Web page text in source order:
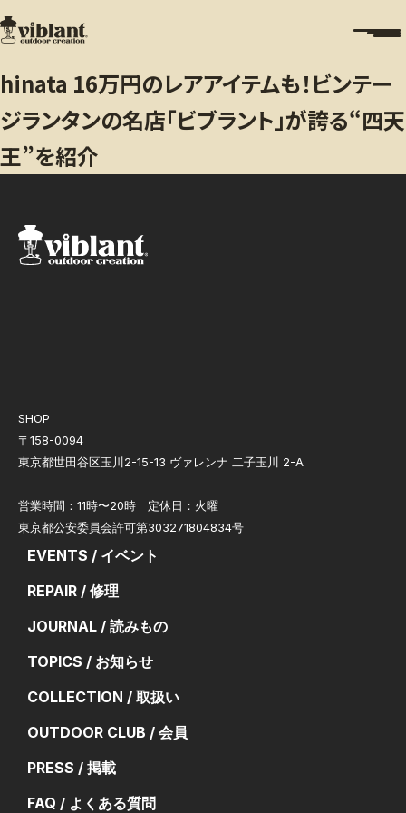
hinata 16万円のレアアイテムも！ビンテー
ジランタンの名店「ビブラント」が誇る“四天
王”を紹介
SHOP
〒158-0094
東京都世田谷区玉川2-15-13 ヴァレンナ 二子玉川 2-A
営業時間：11時〜20時 定休日：火曜
東京都公安委員会許可第303271804834号
EVENTS / イベント
REPAIR / 修理
JOURNAL / 読みもの
TOPICS / お知らせ
COLLECTION / 取扱い
OUTDOOR CLUB / 会員
PRESS / 掲載
FAQ / よくある質問